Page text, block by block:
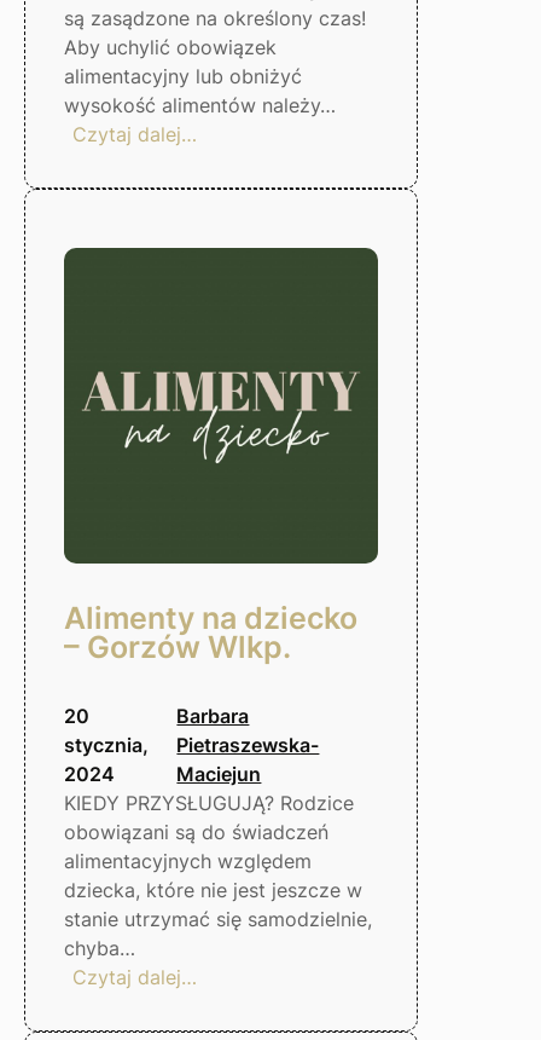
są zasądzone na określony czas!
Aby uchylić obowiązek
alimentacyjny lub obniżyć
wysokość alimentów należy…
Czytaj dalej…
nie
automatycznie
Alimenty na dziecko
– Gorzów Wlkp.
20
stycznia,
2024
Barbara
Pietraszewska-
Maciejun
KIEDY PRZYSŁUGUJĄ? Rodzice
obowiązani są do świadczeń
alimentacyjnych względem
dziecka, które nie jest jeszcze w
stanie utrzymać się samodzielnie,
chyba…
Czytaj dalej…
na